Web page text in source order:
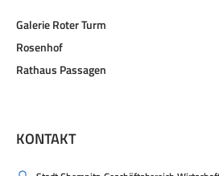
Galerie Roter Turm
Rosenhof
Rathaus Passagen
KONTAKT